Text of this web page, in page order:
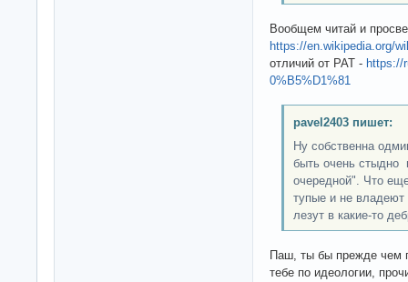
Вообщем читай и
https://en.wikipedia.org/
отличий от PAT - https://
0%B5%D1%81
pavel2403 пишет:
Ну собственна
быть очень стыдно
очередной". Что
тупые и не
лезут в какие-то
Паш, ты бы прежде чем
тебе по идеологии,